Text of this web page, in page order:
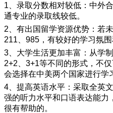
1 、录取分数相对较低：中外
通专业的录取线较低。
2 、有出国留学资源优势：若
211
985 ，有较好的学习氛围
3 、大学生活更加丰富：从学
2+2
3+1等不同的形式，不
会选择在中美两个国家进行学
4 、提高英语水平：采取全英
强的听力水平和口语表达能力
很有帮助的。